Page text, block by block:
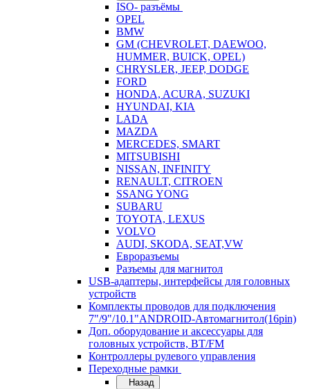
ISO- разъёмы
OPEL
BMW
GM (CHEVROLET, DAEWOO,
HUMMER, BUICK, OPEL)
CHRYSLER, JEEP, DODGE
FORD
HONDA, ACURA, SUZUKI
HYUNDAI, KIA
LADA
MAZDA
MERCEDES, SMART
MITSUBISHI
NISSAN, INFINITY
RENAULT, CITROEN
SSANG YONG
SUBARU
TOYOTA, LEXUS
VOLVO
AUDI, SKODA, SEAT,VW
Евроразъемы
Разъемы для магнитол
USB-адаптеры, интерфейсы для головных
устройств
Комплекты проводов для подключения
7"/9"/10.1"ANDROID-Автомагнитол(16pin)
Доп. оборудование и аксессуары для
головных устройств, BT/FM
Контроллеры рулевого управления
Переходные рамки
Назад